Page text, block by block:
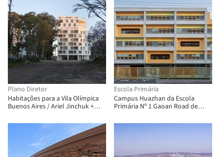
Plano Diretor
Habitações para a Vila Olímpica
Buenos Aires / Ariel Jinchuk +
Pedro Ignacio Yáñez
Escola Primária
Campus Huazhan da Escola
Primária Nº 1 Gaoan Road de